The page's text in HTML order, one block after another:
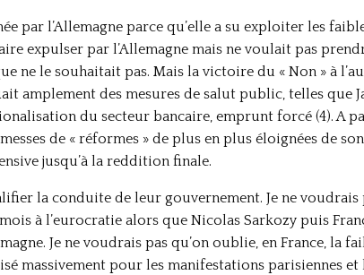
par l’Allemagne parce qu’elle a su exploiter les
expulser par l’Allemagne mais ne voulait pas
ne le souhaitait pas. Mais la victoire du « Non » à
amplement des mesures de salut public, telles que
du secteur bancaire, emprunt forcé (4). A
de « réformes » de plus en plus éloignées de
jusqu’à la reddition finale.
la conduite de leur gouvernement. Je ne voudrais
à l’eurocratie alors que Nicolas Sarkozy puis
Je ne voudrais pas qu’on oublie, en France, la
massivement pour les manifestations parisiennes